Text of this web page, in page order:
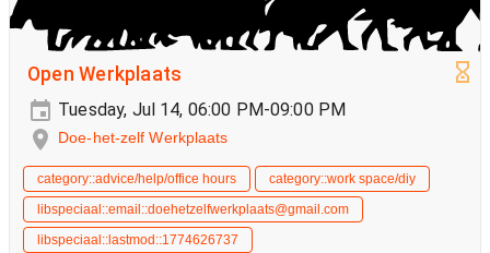
Open Werkplaats
Tuesday, Jul 14, 06:00 PM-09:00 PM
Doe-het-zelf Werkplaats
category::advice/help/office hours
category::work space/diy
libspeciaal::email::doehetzelfwerkplaats@gmail.com
libspeciaal::lastmod::1774626737